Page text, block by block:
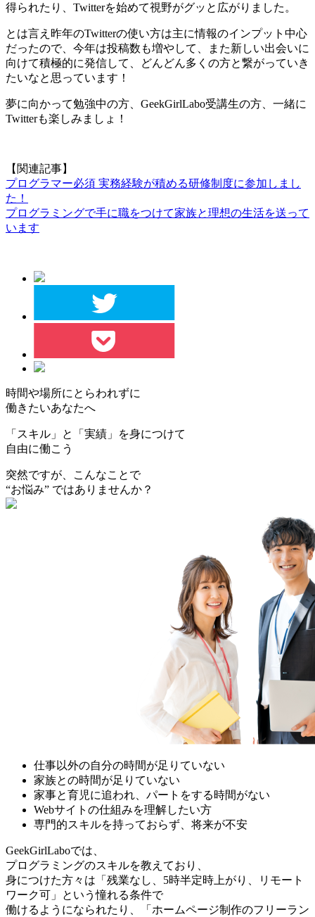
得られたり、Twitterを始めて視野がグッと広がりました。
とは言え昨年のTwitterの使い方は主に情報のインプット中心
だったので、今年は投稿数も増やして、また新しい出会いに
向けて積極的に発信して、どんどん多くの方と繋がっていき
たいなと思っています！
夢に向かって勉強中の方、GeekGirlLabo受講生の方、一緒に
Twitterも楽しみましょ！
【関連記事】
プログラマー必須 実務経験が積める研修制度に参加しまし
た！
プログラミングで手に職をつけて家族と理想の生活を送って
います
時間や場所にとらわれずに
働きたいあなたへ
「 スキル」 と 「実績」
を身につけて
自由に働こう
突然ですが、こんなことで
“お悩み” ではありませんか？
仕事以外の自分の時間が足りていない
家族との時間が足りていない
家事と育児に追われ、パートをする時間がない
Webサイトの仕組みを理解したい方
専門的スキルを持っておらず、将来が不安
GeekGirlLaboでは、
プログラミングのスキルを教えており、
身につけた方々は「残業なし、5時半定時上がり、リモート
ワーク可」という憧れる条件で
働けるようになられたり、「ホームページ制作のフリーラン